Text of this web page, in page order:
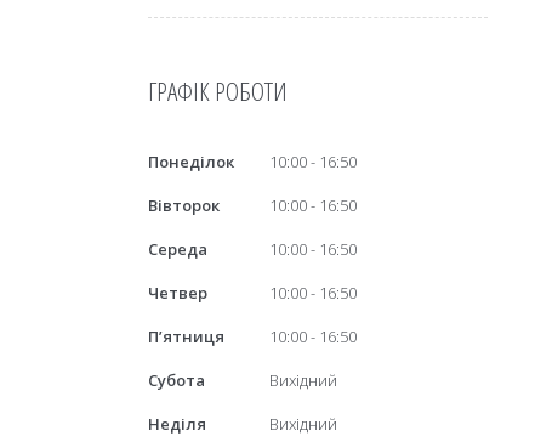
ГРАФІК РОБОТИ
Понеділок 10:00
16:50
Вівторок
10:00
16:50
Середа
10:00
16:50
Четвер
10:00
16:50
Пʼятниця
10:00
16:50
Субота
Вихідний
Неділя
Вихідний